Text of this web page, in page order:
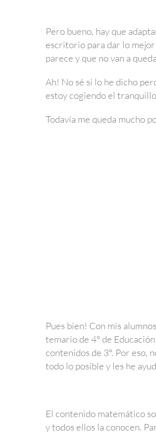
Pero bueno, hay que
escritorio para dar lo mejor
parece y que no van a
Ah! No sé si lo he dicho
estoy cogiendo el
Todavía me queda mucho
Pues bien! Con mis
temario de 4º de
contenidos de 3º. Por eso,
todo lo posible y les he
El contenido matemático
y todos ellos la conocen.